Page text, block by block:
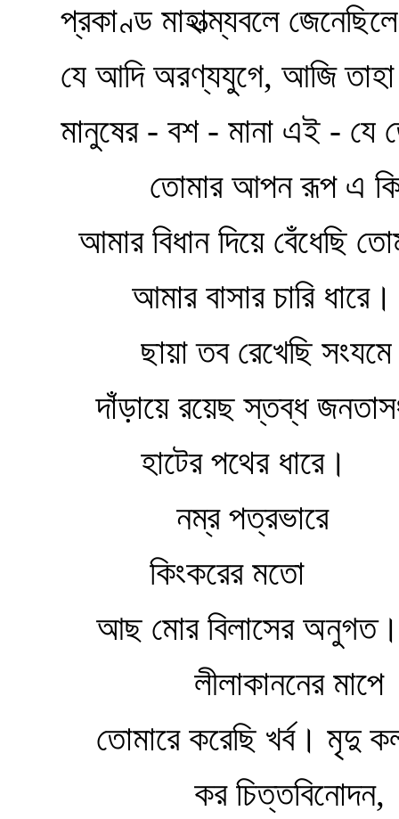
প্রকাণ্ড মাহাত্ম্যবলে
যে আদি অরণ্যযুগে, আজি তাহা
মানুষের - বশ - মানা এই - যে
তোমার আপন রূপ এ
আমার বিধান দিয়ে বেঁধেছি
আমার বাসার চারি ধারে।
ছায়া তব রেখেছি
দাঁড়ায়ে রয়েছ স্তব্ধ
হাটের পথের ধারে।
নম্র পত্রভারে
কিংকরের মতো
আছ মোর বিলাসের অনুগত।
লীলাকাননের মাপে
তোমারে করেছি খর্ব। মৃদু
কর চিত্তবিনোদন,